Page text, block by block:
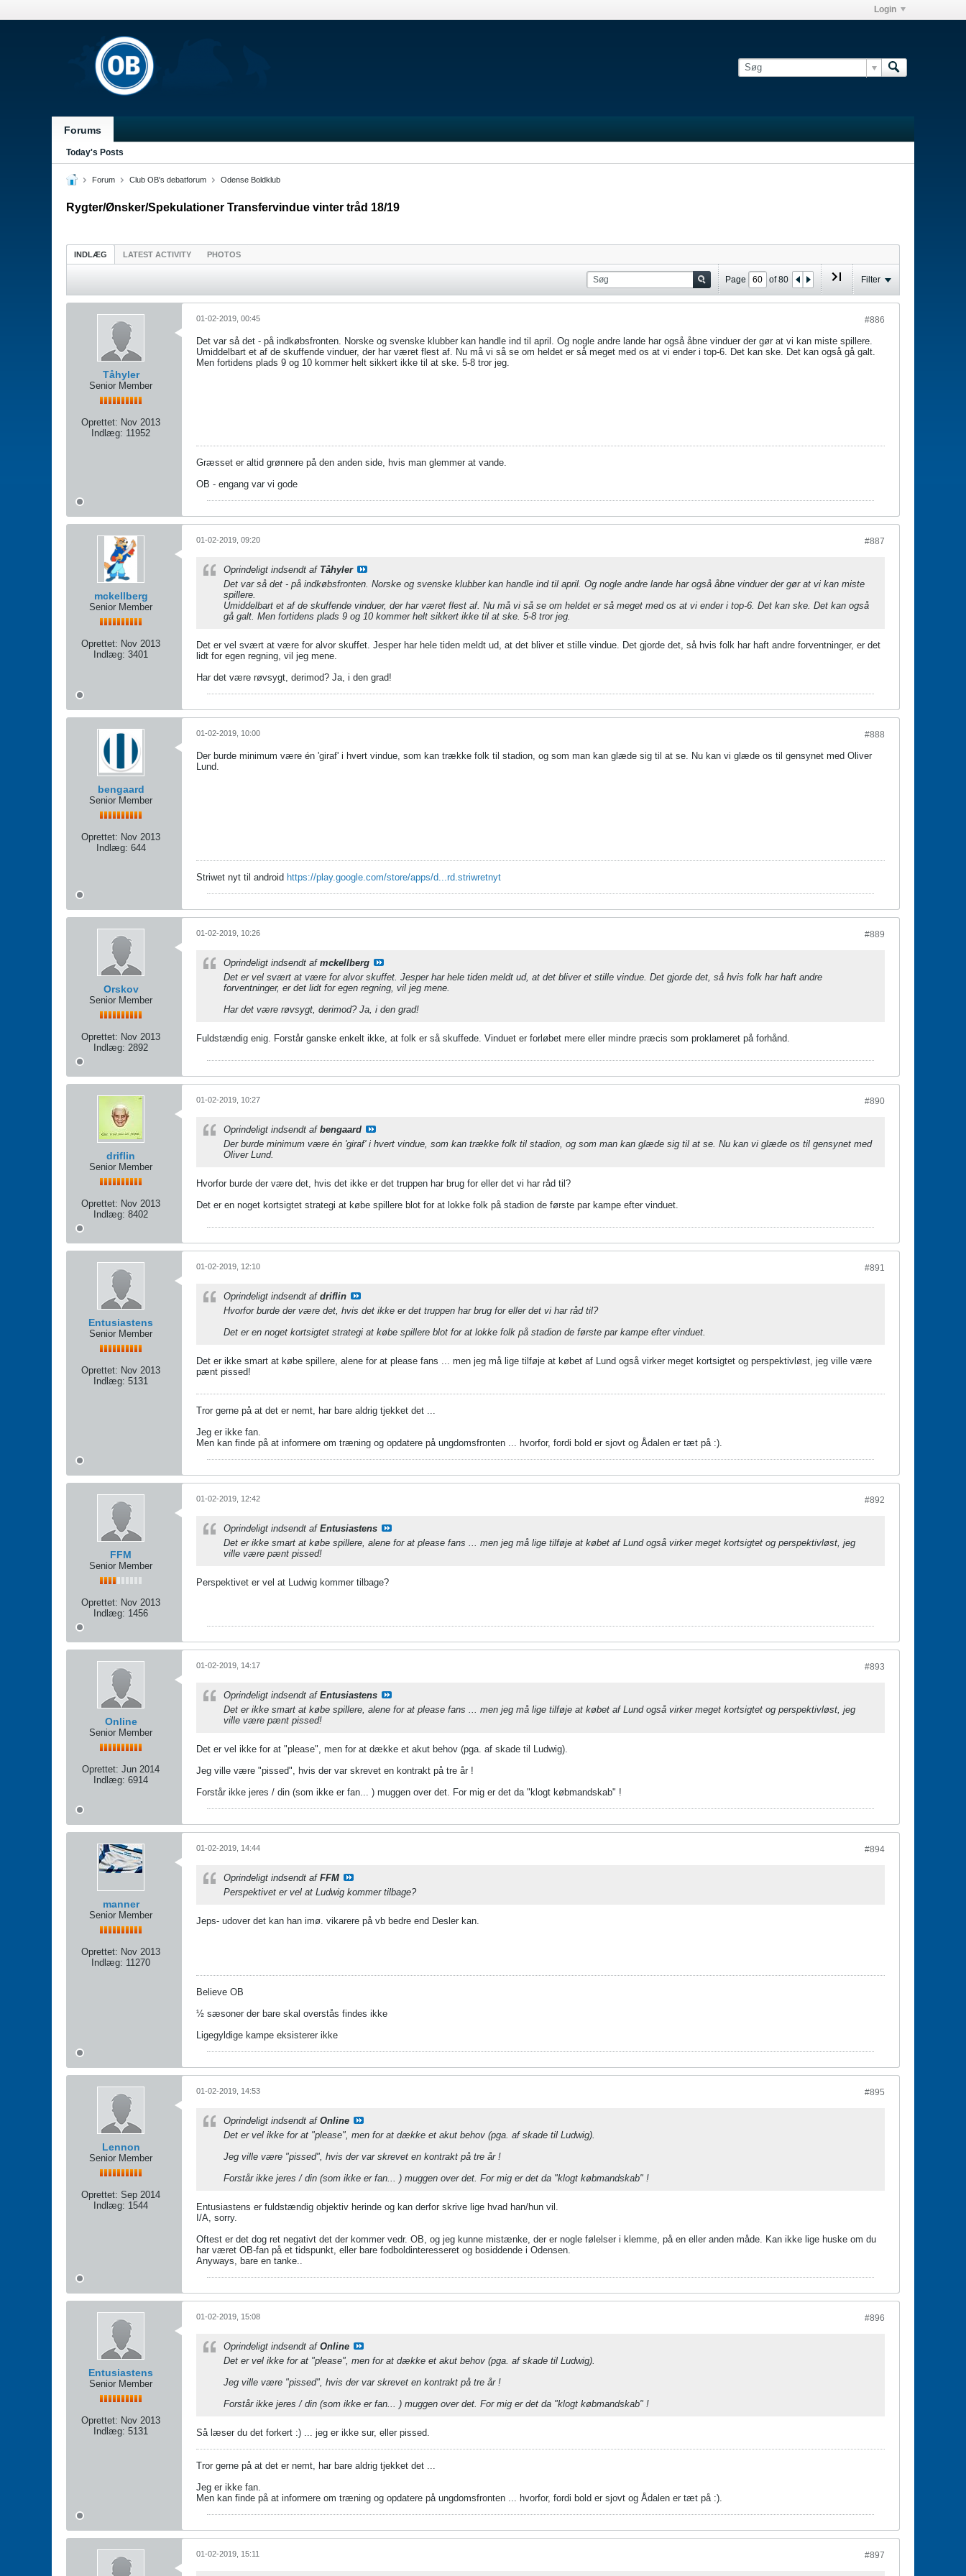
Login
Forums
Today's Posts
Forum Club OB's debatforum Odense Boldklub
Rygter/Ønsker/Spekulationer Transfervindue vinter tråd 18/19
INDLÆG LATEST ACTIVITY PHOTOS
Page of80 Filter
Tåhyler
Senior Member
Oprettet: Nov 2013
Indlæg: 11952
#886
01-02-2019, 00:45
Det var så det - på indkøbsfronten. Norske og svenske klubber kan handle ind til april. Og nogle andre lande har også åbne vinduer der gør at vi kan miste spillere.
Umiddelbart et af de skuffende vinduer, der har været flest af. Nu må vi så se om heldet er så meget med os at vi ender i top-6. Det kan ske. Det kan også gå galt.
Men fortidens plads 9 og 10 kommer helt sikkert ikke til at ske. 5-8 tror jeg.
Græsset er altid grønnere på den anden side, hvis man glemmer at vande.
OB - engang var vi gode
mckellberg
Senior Member
Oprettet: Nov 2013
Indlæg: 3401
#887
01-02-2019, 09:20
Oprindeligt indsendt af Tåhyler
Det var så det - på indkøbsfronten. Norske og svenske klubber kan handle ind til april. Og nogle andre lande har også åbne vinduer der gør at vi kan miste
spillere.
Umiddelbart et af de skuffende vinduer, der har været flest af. Nu må vi så se om heldet er så meget med os at vi ender i top-6. Det kan ske. Det kan også
gå galt. Men fortidens plads 9 og 10 kommer helt sikkert ikke til at ske. 5-8 tror jeg.
Det er vel svært at være for alvor skuffet. Jesper har hele tiden meldt ud, at det bliver et stille vindue. Det gjorde det, så hvis folk har haft andre forventninger, er det
lidt for egen regning, vil jeg mene.
Har det være røvsygt, derimod? Ja, i den grad!
bengaard
Senior Member
Oprettet: Nov 2013
Indlæg: 644
#888
01-02-2019, 10:00
Der burde minimum være én 'giraf' i hvert vindue, som kan trække folk til stadion, og som man kan glæde sig til at se. Nu kan vi glæde os til gensynet med Oliver
Lund.
Striwet nyt til android https://play.google.com/store/apps/d...rd.striwretnyt
Orskov
Senior Member
Oprettet: Nov 2013
Indlæg: 2892
#889
01-02-2019, 10:26
Oprindeligt indsendt af mckellberg
Det er vel svært at være for alvor skuffet. Jesper har hele tiden meldt ud, at det bliver et stille vindue. Det gjorde det, så hvis folk har haft andre
forventninger, er det lidt for egen regning, vil jeg mene.
Har det være røvsygt, derimod? Ja, i den grad!
Fuldstændig enig. Forstår ganske enkelt ikke, at folk er så skuffede. Vinduet er forløbet mere eller mindre præcis som proklameret på forhånd.
driflin
Senior Member
Oprettet: Nov 2013
Indlæg: 8402
#890
01-02-2019, 10:27
Oprindeligt indsendt af bengaard
Der burde minimum være én 'giraf' i hvert vindue, som kan trække folk til stadion, og som man kan glæde sig til at se. Nu kan vi glæde os til gensynet med
Oliver Lund.
Hvorfor burde der være det, hvis det ikke er det truppen har brug for eller det vi har råd til?
Det er en noget kortsigtet strategi at købe spillere blot for at lokke folk på stadion de første par kampe efter vinduet.
Entusiastens
Senior Member
Oprettet: Nov 2013
Indlæg: 5131
#891
01-02-2019, 12:10
Oprindeligt indsendt af driflin
Hvorfor burde der være det, hvis det ikke er det truppen har brug for eller det vi har råd til?
Det er en noget kortsigtet strategi at købe spillere blot for at lokke folk på stadion de første par kampe efter vinduet.
Det er ikke smart at købe spillere, alene for at please fans ... men jeg må lige tilføje at købet af Lund også virker meget kortsigtet og perspektivløst, jeg ville være
pænt pissed!
Tror gerne på at det er nemt, har bare aldrig tjekket det ...
Jeg er ikke fan.
Men kan finde på at informere om træning og opdatere på ungdomsfronten ... hvorfor, fordi bold er sjovt og Ådalen er tæt på :).
FFM
Senior Member
Oprettet: Nov 2013
Indlæg: 1456
#892
01-02-2019, 12:42
Oprindeligt indsendt af Entusiastens
Det er ikke smart at købe spillere, alene for at please fans ... men jeg må lige tilføje at købet af Lund også virker meget kortsigtet og perspektivløst, jeg
ville være pænt pissed!
Perspektivet er vel at Ludwig kommer tilbage?
Online
Senior Member
Oprettet: Jun 2014
Indlæg: 6914
#893
01-02-2019, 14:17
Oprindeligt indsendt af Entusiastens
Det er ikke smart at købe spillere, alene for at please fans ... men jeg må lige tilføje at købet af Lund også virker meget kortsigtet og perspektivløst, jeg
ville være pænt pissed!
Det er vel ikke for at "please", men for at dække et akut behov (pga. af skade til Ludwig).
Jeg ville være "pissed", hvis der var skrevet en kontrakt på tre år !
Forstår ikke jeres / din (som ikke er fan... ) muggen over det. For mig er det da "klogt købmandskab" !
manner
Senior Member
Oprettet: Nov 2013
Indlæg: 11270
#894
01-02-2019, 14:44
Oprindeligt indsendt af FFM
Perspektivet er vel at Ludwig kommer tilbage?
Jeps- udover det kan han imø. vikarere på vb bedre end Desler kan.
Believe OB
½ sæsoner der bare skal overstås findes ikke
Ligegyldige kampe eksisterer ikke
Lennon
Senior Member
Oprettet: Sep 2014
Indlæg: 1544
#895
01-02-2019, 14:53
Oprindeligt indsendt af Online
Det er vel ikke for at "please", men for at dække et akut behov (pga. af skade til Ludwig).
Jeg ville være "pissed", hvis der var skrevet en kontrakt på tre år !
Forstår ikke jeres / din (som ikke er fan... ) muggen over det. For mig er det da "klogt købmandskab" !
Entusiastens er fuldstændig objektiv herinde og kan derfor skrive lige hvad han/hun vil.
I/A, sorry.
Oftest er det dog ret negativt det der kommer vedr. OB, og jeg kunne mistænke, der er nogle følelser i klemme, på en eller anden måde. Kan ikke lige huske om du
har været OB-fan på et tidspunkt, eller bare fodboldinteresseret og bosiddende i Odensen.
Anyways, bare en tanke..
Entusiastens
Senior Member
Oprettet: Nov 2013
Indlæg: 5131
#896
01-02-2019, 15:08
Oprindeligt indsendt af Online
Det er vel ikke for at "please", men for at dække et akut behov (pga. af skade til Ludwig).
Jeg ville være "pissed", hvis der var skrevet en kontrakt på tre år !
Forstår ikke jeres / din (som ikke er fan... ) muggen over det. For mig er det da "klogt købmandskab" !
Så læser du det forkert :) ... jeg er ikke sur, eller pissed.
Tror gerne på at det er nemt, har bare aldrig tjekket det ...
Jeg er ikke fan.
Men kan finde på at informere om træning og opdatere på ungdomsfronten ... hvorfor, fordi bold er sjovt og Ådalen er tæt på :).
#897
01-02-2019, 15:11